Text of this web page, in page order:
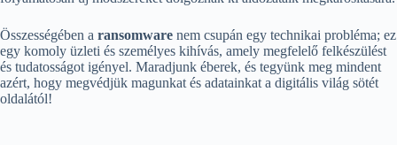
Összességében a ransomware nem csupán egy technikai probléma; ez
egy komoly üzleti és személyes kihívás, amely megfelelő felkészülést
és tudatosságot igényel. Maradjunk éberek, és tegyünk meg mindent
azért, hogy megvédjük magunkat és adatainkat a digitális világ sötét
oldalától!